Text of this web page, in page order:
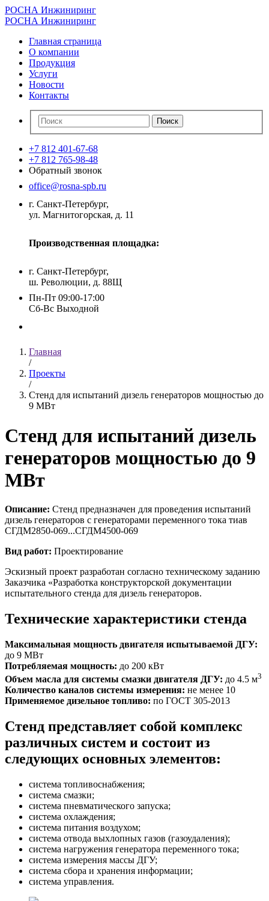
РОСНА Инжиниринг
РОСНА Инжиниринг
Главная страница
О компании
Продукция
Услуги
Новости
Контакты
+7 812 401-67-68
+7 812 765-98-48
Обратный звонок
office@rosna-spb.ru
г. Санкт-Петербург,
ул. Магнитогорская, д. 11
Производственная площадка:
г. Санкт-Петербург,
ш. Революции, д. 88Щ
Пн-Пт 09:00-17:00
Сб-Вс Выходной
Главная
/
Проекты
/
Стенд для испытаний дизель генераторов мощностью до
9 МВт
Стенд для испытаний дизель
генераторов мощностью до 9
МВт
Описание: Стенд предназначен для проведения испытаний
дизель генераторов с генераторами переменного тока тиав
СГДМ2850-069...СГДМ4500-069
Вид работ: Проектирование
Эскизный проект разработан согласно техническому заданию
Заказчика «Разработка конструкторской документации
испытательного стенда для дизель генераторов.
Технические характеристики стенда
Максимальная мощность двигателя испытываемой ДГУ:
до 9 МВт
Потребляемая мощность: до 200 кВт
Объем масла для системы смазки двигателя ДГУ: до 4.5 м3
Количество каналов системы измерения: не менее 10
Применяемое дизельное топливо: по ГОСТ 305-2013
Стенд представляет собой комплекс
различных систем и состоит из
следующих основных элементов:
система топливоснабжения;
система смазки;
система пневматического запуска;
система охлаждения;
система питания воздухом;
система отвода выхлопных газов (газоудаления);
система нагружения генератора переменного тока;
система измерения массы ДГУ;
система сбора и хранения информации;
система управления.